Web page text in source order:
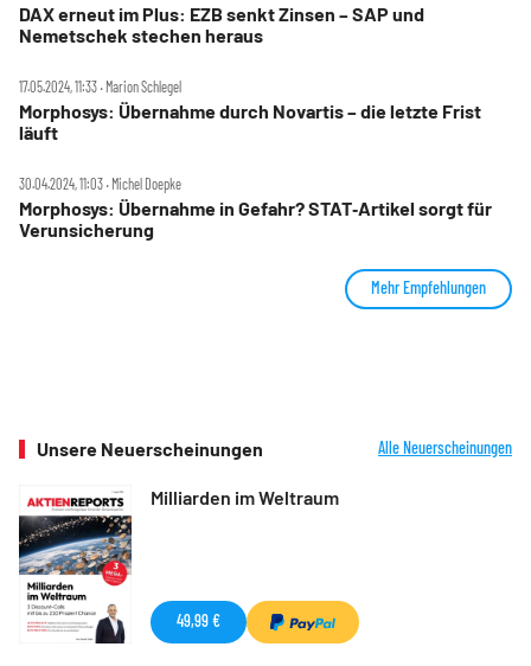
DAX erneut im Plus: EZB senkt Zinsen – SAP und
Nemetschek stechen heraus
17.05.2024, 11:33 ‧ Marion Schlegel
Morphosys: Übernahme durch Novartis – die letzte Frist
läuft
30.04.2024, 11:03 ‧ Michel Doepke
Morphosys: Übernahme in Gefahr? STAT‑Artikel sorgt für
Verunsicherung
Mehr Empfehlungen
Unsere Neuerscheinungen Alle Neuerscheinungen
Milliarden im Weltraum
49,99 €